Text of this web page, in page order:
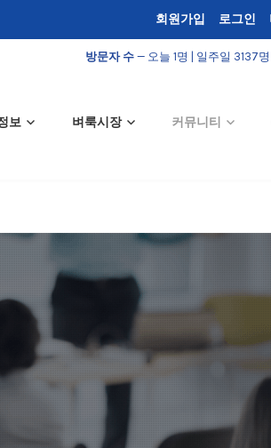
회원가입 로그인
방문자 수 — 오늘 1명 | 일주일 3137
보 벼룩시장 커뮤니티